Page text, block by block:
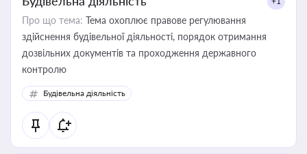
Про що тема: Тема охоплює правове регулювання
здійснення будівельної діяльності, порядок отримання
дозвільних документів та проходження державного
контролю
Будівельна діяльність